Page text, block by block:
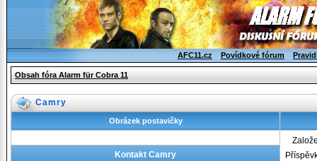
AFC11.cz Povídkové fórum
Obsah fóra Alarm für Cobra 11
Camry
Obrázek postavičky
Kontakt Camry